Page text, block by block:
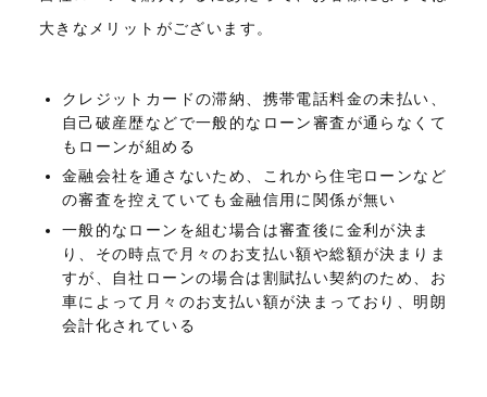
大きなメリットがございます。
クレジットカードの滞納、携帯電話料金の未払い、
自己破産歴などで一般的なローン審査が通らなくて
もローンが組める
金融会社を通さないため、これから住宅ローンなど
の審査を控えていても金融信用に関係が無い
一般的なローンを組む場合は審査後に金利が決ま
り、その時点で月々のお支払い額や総額が決まりま
すが、自社ローンの場合は割賦払い契約のため、お
車によって月々のお支払い額が決まっており、明朗
会計化されている